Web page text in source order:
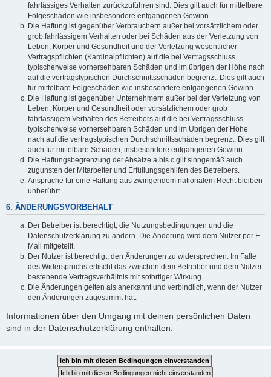
fahrlässiges Verhalten zurückzuführen sind. Dies gilt auch für mittelbare
Folgeschäden wie insbesondere entgangenen Gewinn.
Die Haftung ist gegenüber Verbrauchern außer bei vorsätzlichem oder
grob fahrlässigem Verhalten oder bei Schäden aus der Verletzung von
Leben, Körper und Gesundheit und der Verletzung wesentlicher
Vertragspflichten (Kardinalpflichten) auf die bei Vertragsschluss
typischerweise vorhersehbaren Schäden und im übrigen der Höhe nach
auf die vertragstypischen Durchschnittsschäden begrenzt. Dies gilt auch
für mittelbare Folgeschäden wie insbesondere entgangenen Gewinn.
Die Haftung ist gegenüber Unternehmern außer bei der Verletzung von
Leben, Körper und Gesundheit oder vorsätzlichem oder grob
fahrlässigem Verhalten des Betreibers auf die bei Vertragsschluss
typischerweise vorhersehbaren Schäden und im Übrigen der Höhe
nach auf die vertragstypischen Durchschnittsschäden begrenzt. Dies gilt
auch für mittelbare Schäden, insbesondere entgangenen Gewinn.
Die Haftungsbegrenzung der Absätze a bis c gilt sinngemäß auch
zugunsten der Mitarbeiter und Erfüllungsgehilfen des Betreibers.
Ansprüche für eine Haftung aus zwingendem nationalem Recht bleiben
unberührt.
6. ÄNDERUNGSVORBEHALT
Der Betreiber ist berechtigt, die Nutzungsbedingungen und die
Datenschutzerklärung zu ändern. Die Änderung wird dem Nutzer per E-
Mail mitgeteilt.
Der Nutzer ist berechtigt, den Änderungen zu widersprechen. Im Falle
des Widerspruchs erlischt das zwischen dem Betreiber und dem Nutzer
bestehende Vertragsverhältnis mit sofortiger Wirkung.
Die Änderungen gelten als anerkannt und verbindlich, wenn der Nutzer
den Änderungen zugestimmt hat.
Informationen über den Umgang mit deinen persönlichen Daten
sind in der Datenschutzerklärung enthalten.